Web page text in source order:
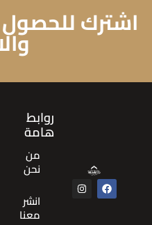
اشترك
روابط
هامة
من
نحن
انشر
معنا